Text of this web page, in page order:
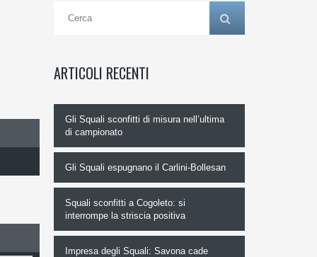
ARTICOLI RECENTI
Gli Squali sconfitti di misura nell’ultima
di campionato
Gli Squali espugnano il Carlini-Bollesan
Squali sconfitti a Cogoleto: si
interrompe la striscia positiva
Impresa degli Squali: Savona cade